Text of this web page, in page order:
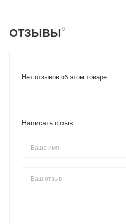
ОТЗЫВЫ 0
Нет отзывов об этом товаре.
Написать отзыв